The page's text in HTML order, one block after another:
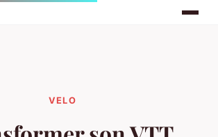
VELO